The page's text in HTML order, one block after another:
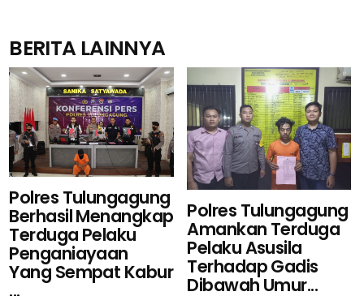
BERITA LAINNYA
Polres Tulungagung
Berhasil Menangkap
Terduga Pelaku
Penganiayaan
Yang Sempat Kabur
...
Polres Tulungagung
Amankan Terduga
Pelaku Asusila
Terhadap Gadis
Dibawah Umur...